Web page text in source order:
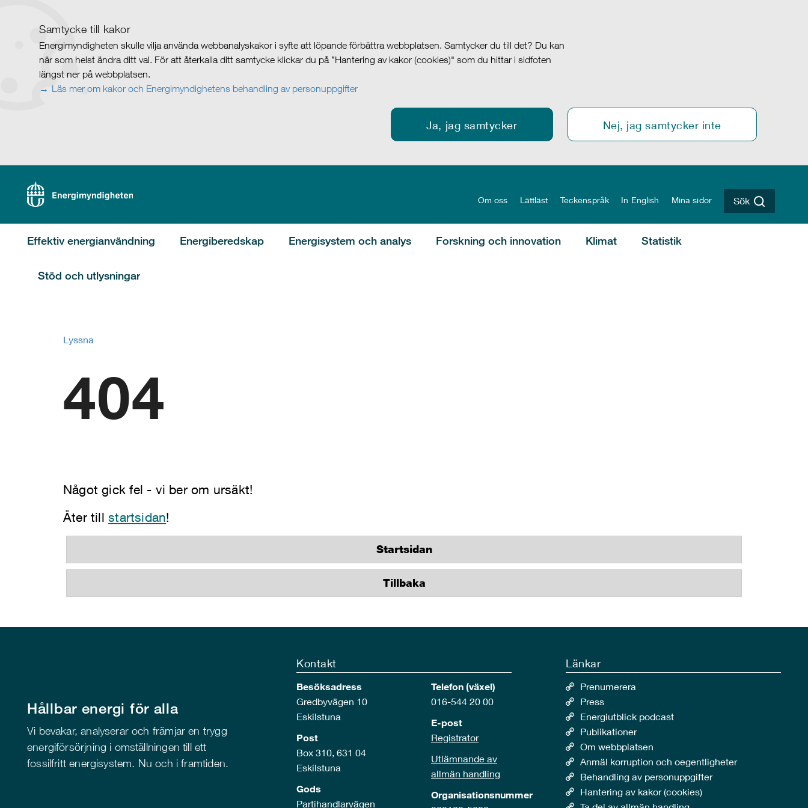
Samtycke till kakor
Energimyndigheten skulle vilja använda webbanalyskakor i syfte att löpande förbättra webbplatsen. Samtycker du till det? Du kan
när som helst ändra ditt val. För att återkalla ditt samtycke klickar du på ”Hantering av kakor (cookies)" som du hittar i sidfoten
längst ner på webbplatsen.
Läs mer om kakor och Energimyndighetens behandling av personuppgifter
Ja, jag samtycker Nej, jag samtycker inte
Om oss Lättläst Teckenspråk In English Mina sidor Sök
Effektiv energianvändning Energiberedskap Energisystem och analys Forskning och innovation Klimat Statistik
Stöd och utlysningar
Lyssna
404
Något gick fel - vi ber om ursäkt!
Åter tillstartsidan!
Startsidan
Tillbaka
Hållbar energi för alla
Vi bevakar, analyserar och främjar en trygg
energiförsörjning i omställningen till ett
fossilfritt energisystem. Nu och i framtiden.
Kontakt
Besöksadress
Gredbyvägen 10
Eskilstuna
Post
Box 310, 631 04
Eskilstuna
Gods
Partihandlarvägen
Telefon (växel)
016-544 20 00
E-post
Registrator
Utlämnande av
allmän handling
Organisationsnummer
Länkar
Prenumerera
Press
Energiutblick podcast
Publikationer
Om webbplatsen
Anmäl korruption och oegentligheter
Behandling av personuppgifter
Hantering av kakor (cookies)